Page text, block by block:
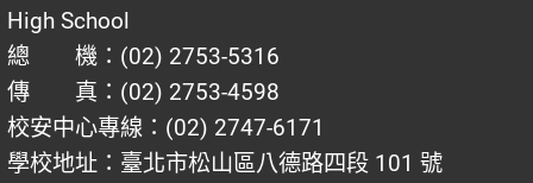
High School
總 機：(02) 2753-5316
傳 真：(02) 2753-4598
校安中心專線：(02) 2747-6171
學校地址：臺北市松山區八德路四段 101 號